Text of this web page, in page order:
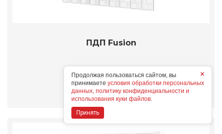
ПДП Fusion
Подробнее
×
Продолжая пользоваться сайтом, вы
принимаете условия обработки персональных
данных, политику конфиденциальности и
использования куки файлов.
Принять